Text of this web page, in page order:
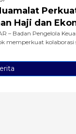
Haji dan
– Badan Pengelola
memperkuat